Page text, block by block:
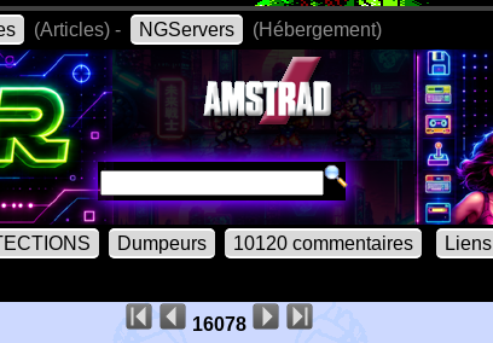
(Articles) - NGServers (Hébergement)
Dumpeurs 10120 commentaires Liens
16078